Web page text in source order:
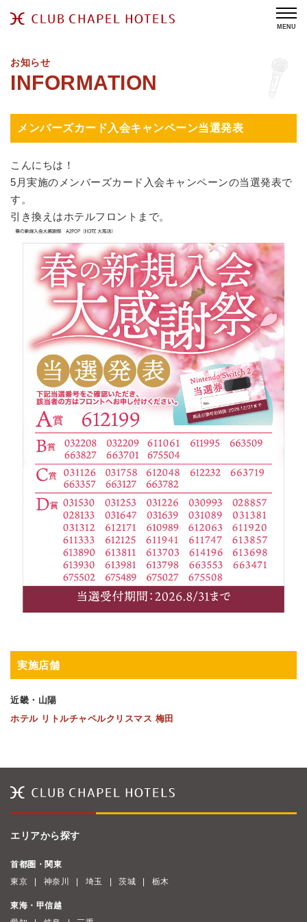
MENU
お知らせ
メンバーズカード入会キャンペーン当選発表
こんにちは！
5月実施のメンバーズカード入会キャンペーンの当選発表で
す。
引き換えはホテルフロントまで。
実施店舗
近畿・山陽
ホテル リトルチャペルクリスマス 梅田
エリアから探す
首都圏・関東
東京
神奈川 埼玉 茨城 栃木
東海・甲信越